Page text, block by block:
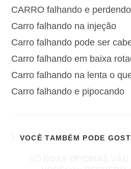
CARRO falhando e
Carro falhando na injeção
Carro falhando pode ser
Carro falhando em baixa
Carro falhando na lenta o
Carro falhando e pipocando
VOCÊ TAMBÉM PODE